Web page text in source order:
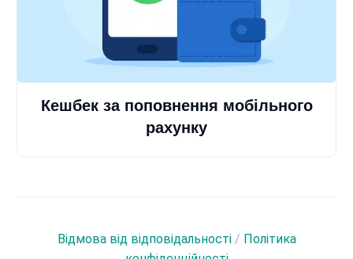
Кешбек за поповнення мобільного
рахунку
Відмова від відповідальності/ Політика